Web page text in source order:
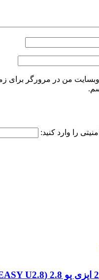
وبسایت من در مرورگر برای
را وارد کنید: